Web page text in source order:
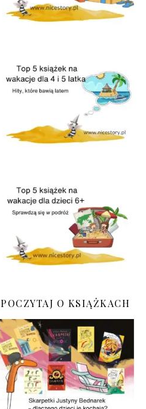
POCZYTAJ O KSIĄŻKACH